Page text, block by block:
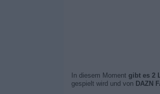
In diesem Moment gibt es 2
gespielt wird und von DAZN